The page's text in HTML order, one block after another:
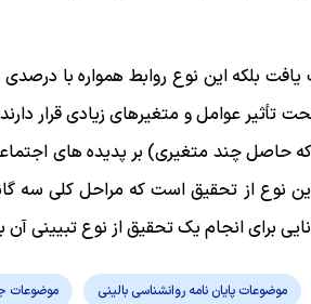
بلکه این نوع روابط همواره با
عوامل و متغیرهای زیادی قرار
حاصل چند متغیری) بر پدیده های
این نوع از تحقیق است که مراحل کلی سه
برای انجام یک تحقیق از نوع تبیینی آن
موضوعات پایان نامه روانشناسی بالینی موضوعات